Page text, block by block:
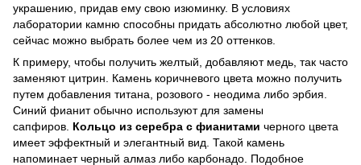
украшению, придав ему свою изюминку. В условиях
лаборатории камню способны придать абсолютно любой цвет,
сейчас можно выбрать более чем из 20 оттенков.
К примеру, чтобы получить желтый, добавляют медь, так часто
заменяют цитрин. Камень коричневого цвета можно получить
путем добавления титана, розового - неодима либо эрбия.
Синий фианит обычно используют для замены
сапфиров. Кольцо из серебра с фианитами черного цвета
имеет эффектный и элегантный вид. Такой камень
напоминает черный алмаз либо карбонадо. Подобное